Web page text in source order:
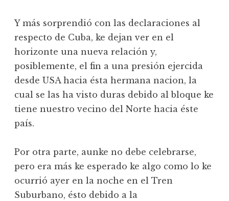
Y más sorprendió con las declaraciones al
respecto de Cuba, ke dejan ver en el
horizonte una nueva relación y,
posiblemente, el fin a una presión ejercida
desde USA hacia ésta hermana nacion, la
cual se las ha visto duras debido al bloque ke
tiene nuestro vecino del Norte hacia éste
país.
Por otra parte, aunke no debe celebrarse,
pero era más ke esperado ke algo como lo ke
ocurrió ayer en la noche en el Tren
Suburbano, ésto debido a la